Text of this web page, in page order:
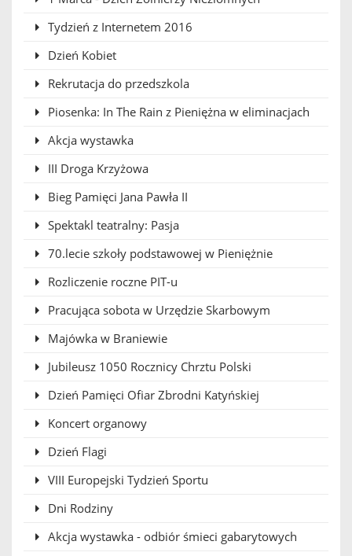
Tydzień z Internetem 2016
Dzień Kobiet
Rekrutacja do przedszkola
Piosenka: In The Rain z Pieniężna w eliminacjach
Akcja wystawka
III Droga Krzyżowa
Bieg Pamięci Jana Pawła II
Spektakl teatralny: Pasja
70.lecie szkoły podstawowej w Pieniężnie
Rozliczenie roczne PIT-u
Pracująca sobota w Urzędzie Skarbowym
Majówka w Braniewie
Jubileusz 1050 Rocznicy Chrztu Polski
Dzień Pamięci Ofiar Zbrodni Katyńskiej
Koncert organowy
Dzień Flagi
VIII Europejski Tydzień Sportu
Dni Rodziny
Akcja wystawka - odbiór śmieci gabarytowych